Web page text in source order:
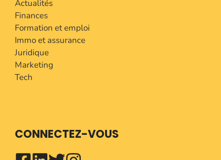
Actualités
Finances
Formation et emploi
Immo et assurance
Juridique
Marketing
Tech
CONNECTEZ-VOUS